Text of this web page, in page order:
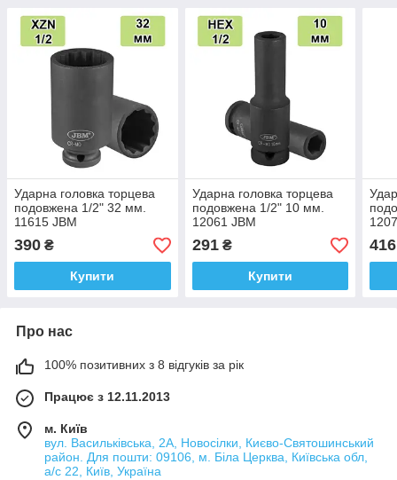
Ударна головка торцева
подовжена 1/2" 32 мм.
11615 JBM
390 ₴
Купити
Ударна головка торцева
подовжена 1/2" 10 мм.
12061 JBM
291₴
Купити
416
Про нас
100% позитивних з 8 відгуків за рік
Працює з 12.11.2013
м. Київ
вул. Васильківська, 2А, Новосілки, Києво-Святошинський
район. Для пошти: 09106, м. Біла Церква, Київська обл,
а/с 22, Київ, Україна